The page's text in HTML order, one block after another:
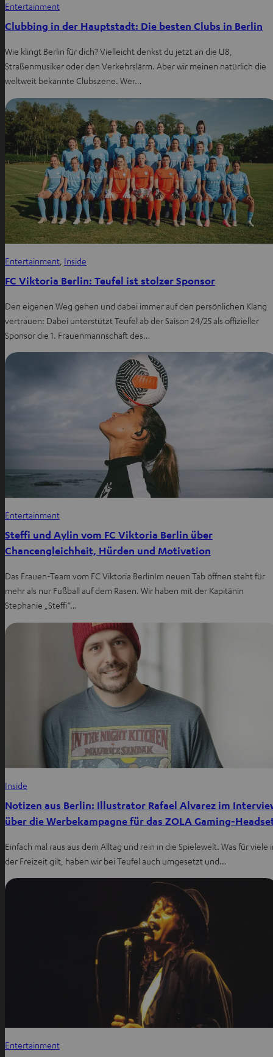
Entertainment
Clubbing in der Hauptstadt: Die besten Clubs in Berlin
Wie klingt Berlin für dich? Vielleicht denkst du jetzt an die U8,
Straßenmusiker oder den Verkehrslärm. Aber wir meinen natürlich die
weltweit bekannte Clubszene. Wer…
Entertainment Inside
FC Viktoria Berlin: Teufel ist stolzer Sponsor
Den eigenen Weg gehen und dabei immer auf den persönlichen Klang
vertrauen: Dabei unterstützt Teufel ab der Saison 24/25 als offizieller
Sponsor die 1. Frauenmannschaft des…
Entertainment
Steffi und Aylin vom FC Viktoria Berlin über
Chancengleichheit, Hürden und Motivation
Das Frauen-Team vom FC Viktoria BerlinIm neuen Tab öffnen steht für
mehr als nur Fußball auf dem Rasen. Wir haben mit der Kapitänin
Stephanie „Steffi“…
Inside
Notizen aus Berlin: Illustrator Rafael Alvarez im
über die Werbekampagne für das ZOLA Gaming-
Einfach mal raus aus dem Alltag und rein in die Spielewelt. Was für viele
der Freizeit gilt, haben wir bei Teufel auch umgesetzt und…
Entertainment